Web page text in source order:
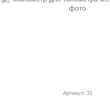
Артикул: 31